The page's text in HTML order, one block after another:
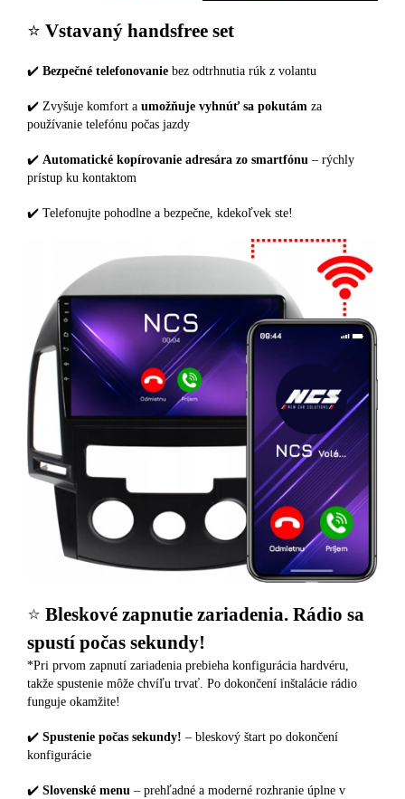
⭐️ Vstavaný handsfree set
✔️ Bezpečné telefonovanie bez odtrhnutia rúk z volantu
✔️ Zvyšuje komfort a umožňuje vyhnúť sa pokutám za
používanie telefónu počas jazdy
✔️ Automatické kopírovanie adresára zo smartfónu – rýchly
prístup ku kontaktom
✔️ Telefonujte pohodlne a bezpečne, kdekoľvek ste!
⭐️ Bleskové zapnutie zariadenia. Rádio sa
spustí počas sekundy!
*Pri prvom zapnutí zariadenia prebieha konfigurácia hardvéru,
takže spustenie môže chvíľu trvať. Po dokončení inštalácie rádio
funguje okamžite!
✔️ Spustenie počas sekundy! – bleskový štart po dokončení
konfigurácie
✔️ Slovenské menu – prehľadné a moderné rozhranie úplne v